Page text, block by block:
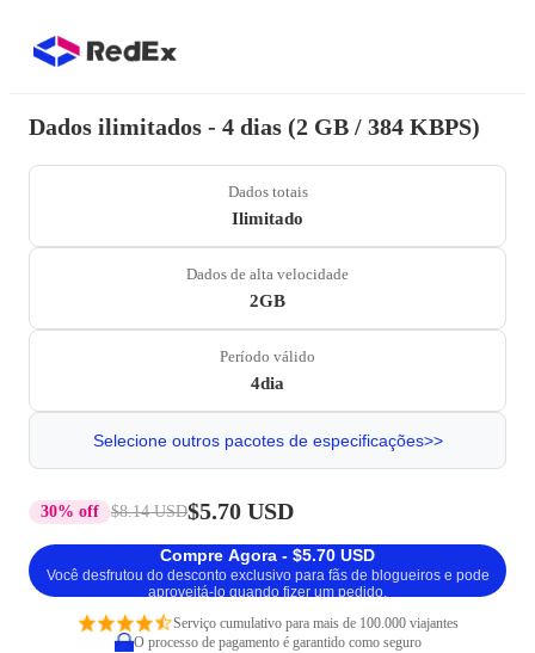
Dados ilimitados - 4 dias (2 GB / 384 KBPS)
Dados totais
Ilimitado
Dados de alta velocidade
2GB
Período válido
4dia
Selecione outros pacotes de especificações>>
30% off $8.14 USD$5.70 USD
Compre Agora - $5.70 USD
Você desfrutou do desconto exclusivo para fãs de blogueiros e pode
aproveitá-lo quando fizer um pedido.
Serviço cumulativo para mais de 100.000 viajantes
O processo de pagamento é garantido como seguro